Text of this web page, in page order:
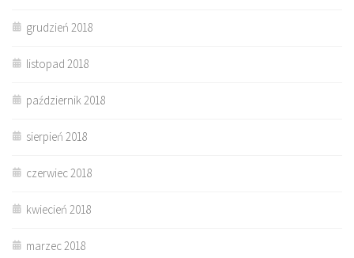
grudzień 2018
listopad 2018
październik 2018
sierpień 2018
czerwiec 2018
kwiecień 2018
marzec 2018